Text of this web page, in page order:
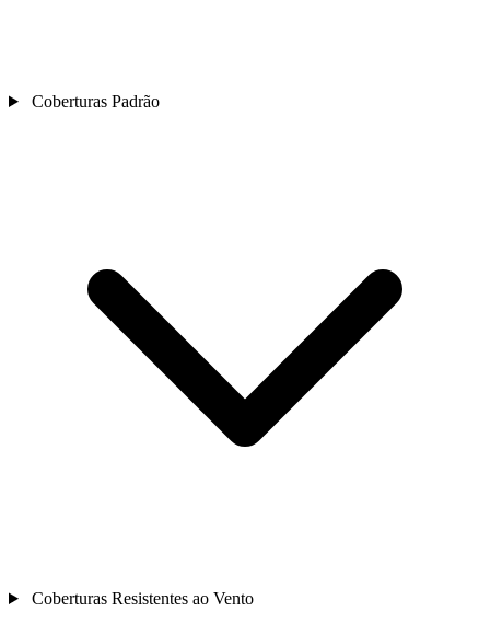
Coberturas Padrão
Coberturas Resistentes ao Vento